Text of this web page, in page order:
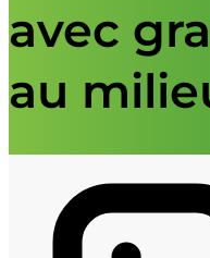
avec
au